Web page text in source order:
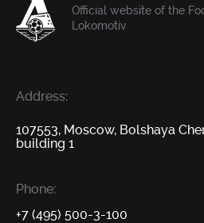
Official website of the
Lokomotiv
Address:
107553, Moscow, Bolshaya
building 1
Phone:
+7 (495) 500-3-100